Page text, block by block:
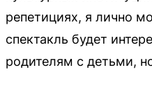
репетициях, я лично
спектакль будет
родителям с детьми,